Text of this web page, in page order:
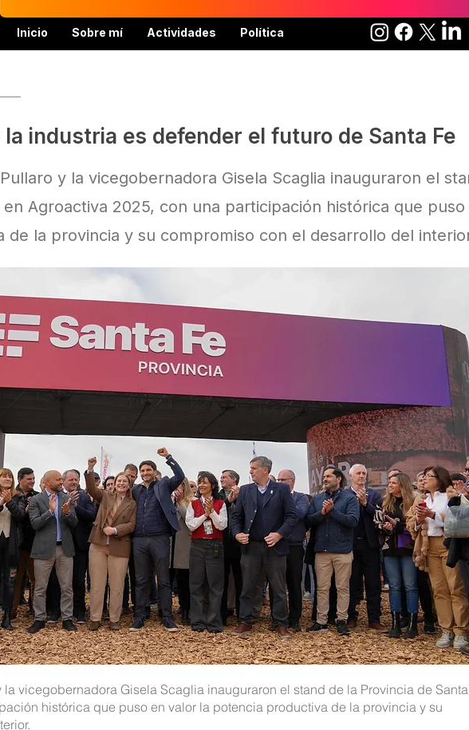
Inicio Sobre mí Actividades Política
industria es defender el futuro de Santa Fe
y la vicegobernadora Gisela Scaglia inauguraron el
Agroactiva 2025, con una participación histórica que puso
de la provincia y su compromiso con el desarrollo del
vicegobernadora Gisela Scaglia inauguraron el stand de la Provincia de
histórica que puso en valor la potencia productiva de la provincia y su